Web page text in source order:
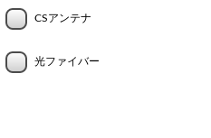
CSアンテナ
光ファイバー